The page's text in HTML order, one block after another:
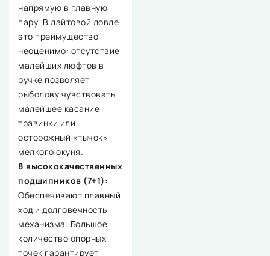
напрямую в главную
пару. В лайтовой ловле
это преимущество
неоценимо: отсутствие
малейших люфтов в
ручке позволяет
рыболову чувствовать
малейшее касание
травинки или
осторожный «тычок»
мелкого окуня.
8 высококачественных
подшипников (7+1):
Обеспечивают плавный
ход и долговечность
механизма. Большое
количество опорных
точек гарантирует